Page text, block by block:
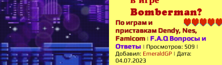
Bomberman?
По играм и
приставкам Dendy, Nes,
Famicom | F.A.Q Вопросы и
Ответы | Просмотров: 509 |
Добавил: EmeraldGP | Дата:
04.07.2023